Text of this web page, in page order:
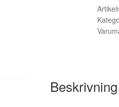
Beskrivning